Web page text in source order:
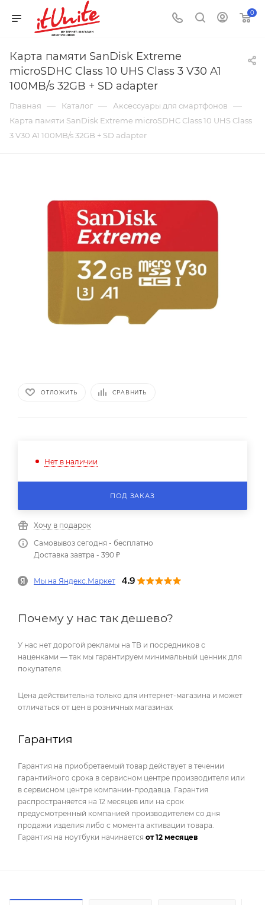
0
Карта памяти SanDisk Extreme
microSDHC Class 10 UHS Class 3 V30 A1
100MB/s 32GB + SD adapter
Главная — Каталог — Аксессуары для смартфонов —
Карта памяти SanDisk Extreme microSDHC Class 10 UHS Class
3 V30 A1 100MB/s 32GB + SD adapter
ОТЛОЖИТЬ СРАВНИТЬ
Нет в наличии
ПОД ЗАКАЗ
Хочу в подарок
Самовывоз сегодня - бесплатно
Доставка завтра - 390 ₽
Мы на Яндекс.Маркет
Почему у нас так дешево?
У нас нет дорогой рекламы на ТВ и посредников с
наценками — так мы гарантируем минимальный ценник для
покупателя.
Цена действительна только для интернет-магазина и может
отличаться от цен в розничных магазинах
Гарантия
Гарантия на приобретаемый товар действует в течении
гарантийного срока в сервисном центре производителя или
в сервисном центре компании-продавца. Гарантия
распространяется на 12 месяцев или на срок
предусмотренный компанией производителем со дня
продажи изделия либо с момента активации товара.
Гарантия на ноутбуки начинается от 12 месяцев